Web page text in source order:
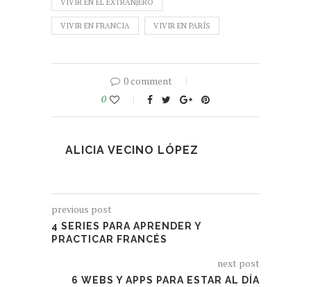
VIVIR EN EL EXTRANJERO
VIVIR EN FRANCIA VIVIR EN PARÍS
0 comment
0
ALICIA VECINO LÓPEZ
previous post
4 SERIES PARA APRENDER Y
PRACTICAR FRANCÉS
next post
6 WEBS Y APPS PARA ESTAR AL DÍA